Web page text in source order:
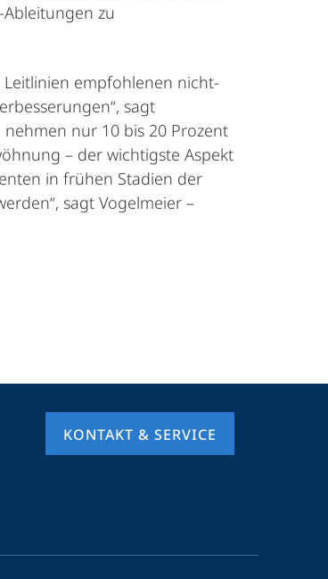
zu
Leitlinien empfohlenen nicht-
sagt
nur 10 bis 20 Prozent
– der wichtigste Aspekt
in frühen Stadien der
sagt Vogelmeier –
KONTAKT & SERVICE